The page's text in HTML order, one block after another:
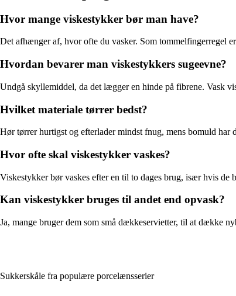
Hvor mange viskestykker bør man have?
Det afhænger af, hvor ofte du vasker. Som tommelfingerregel
Hvordan bevarer man viskestykkers sugeevne?
Undgå skyllemiddel, da det lægger en hinde på fibrene. Vask
Hvilket materiale tørrer bedst?
Hør tørrer hurtigst og efterlader mindst fnug, mens bomuld har
Hvor ofte skal viskestykker vaskes?
Viskestykker bør vaskes efter en til to dages brug, især hvis
Kan viskestykker bruges til andet end opvask?
Ja, mange bruger dem som små dækkeservietter, til at dække
Sukkerskåle fra populære porcelænsserier